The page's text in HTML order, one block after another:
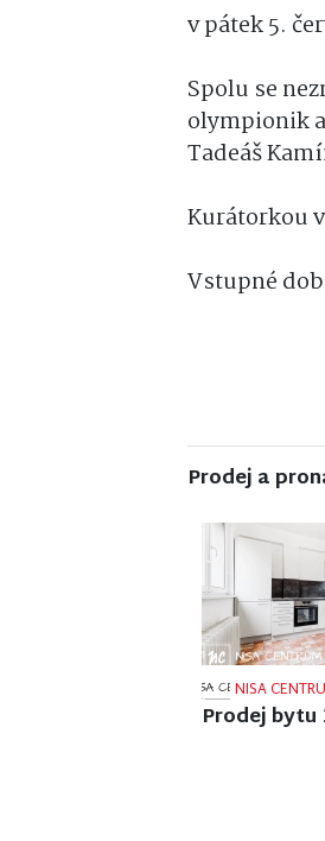
v pátek 5.
Spolu se
olympionik
Tadeáš
Kurátorkou
Vstupné
Prodej a
NISA
Prodej bytu